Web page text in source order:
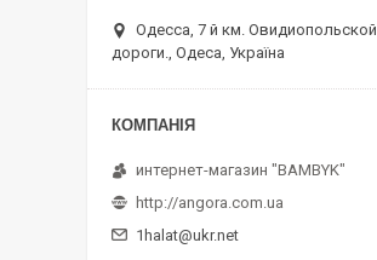
Одесса, 7 й км. Овидиопольской
дороги., Одеса, Україна
интернет-магазин "BAMBYK"
http://angora.com.ua
1halat@ukr.net